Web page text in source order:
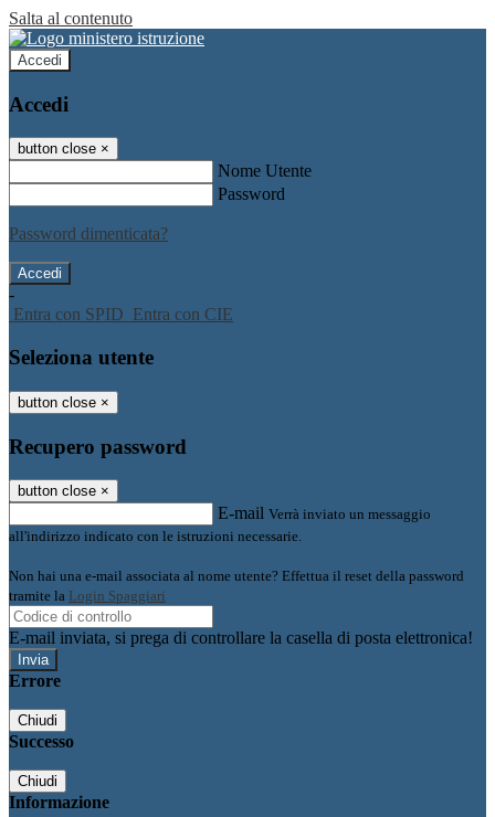
Salta al contenuto
Accedi
Accedi
button close ×
Nome Utente
Password
Password dimenticata?
-
Entra con SPID Entra con CIE
Seleziona utente
button close ×
Recupero password
button close ×
E-mail Verrà inviato un messaggio
all'indirizzo indicato con le istruzioni necessarie.
Non hai una e-mail associata al nome utente? Effettua il reset della password
tramite la Login Spaggiari
E-mail inviata, si prega di controllare la casella di posta elettronica!
Errore
Chiudi
Successo
Chiudi
Informazione